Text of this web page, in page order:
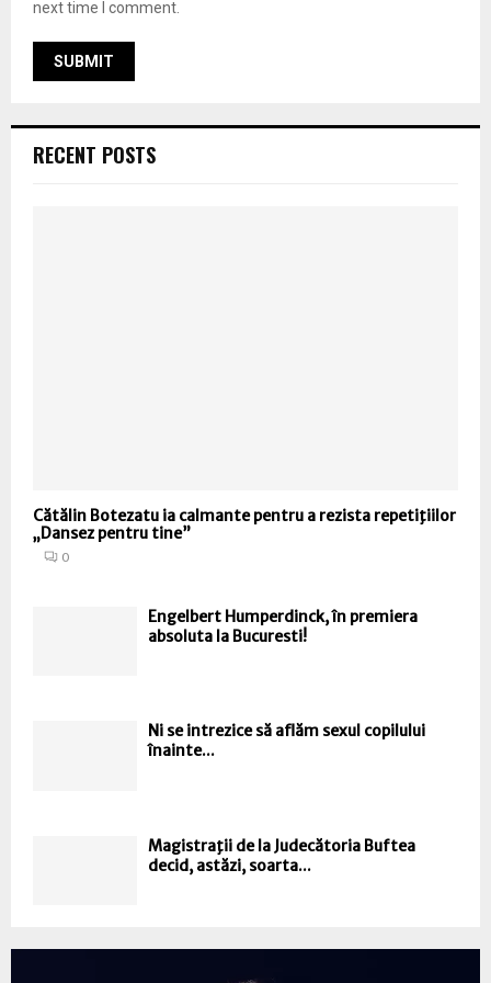
next time I comment.
RECENT POSTS
Cătălin Botezatu ia calmante pentru a rezista repetiţiilor
„Dansez pentru tine”
0
Engelbert Humperdinck, în premiera
absoluta la Bucuresti!
Ni se intrezice să aflăm sexul copilului
înainte...
Magistraţii de la Judecătoria Buftea
decid, astăzi, soarta...